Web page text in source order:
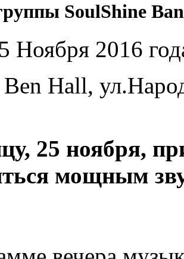
SoulShine
Ноября 2016
Ben Hall,
25 ноября,
мощным